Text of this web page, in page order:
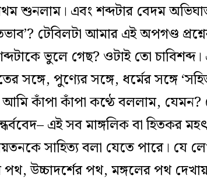
শুনলাম। এবং শব্দটার বেদম
টেবিলটা আমার এই অপগণ্ড
ভুলে গেছ? ওটাই তো
সঙ্গে, পুণ্যের সঙ্গে, ধর্মের সঙ্গে
কাঁপা কাঁপা কণ্ঠে বললাম,
এই সব মাঙ্গলিক বা হিতকর
সাহিত্য বলা যেতে পারে। যে
উচ্চাদর্শের পথ, মঙ্গলের পথ দেখায়